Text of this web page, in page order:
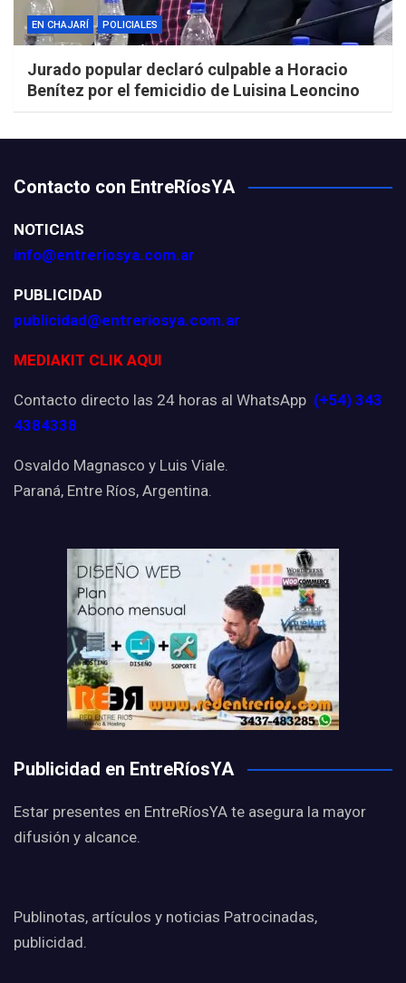
EN CHAJARÍ POLICIALES
Jurado popular declaró culpable a Horacio
Benítez por el femicidio de Luisina Leoncino
Contacto con EntreRíosYA
NOTICIAS
info@entreriosya.com.ar
PUBLICIDAD
publicidad@entreriosya.com.ar
MEDIAKIT CLIK AQUI
Contacto directo las 24 horas al WhatsApp (+54) 343
4384338
Osvaldo Magnasco y Luis Viale.
Paraná, Entre Ríos, Argentina.
Publicidad en EntreRíosYA
Estar presentes en EntreRíosYA te asegura la mayor
difusión y alcance.
Publinotas, artículos y noticias Patrocinadas,
publicidad.